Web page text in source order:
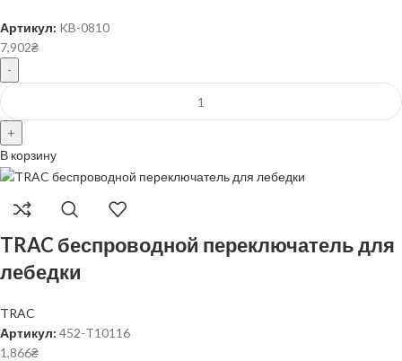
Артикул: KB-0810
7,902₴
В корзину
TRAC беспроводной переключатель для
лебедки
TRAC
Артикул: 452-T10116
1,866₴